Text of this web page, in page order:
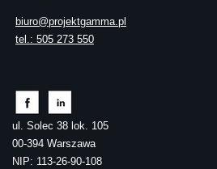
biuro@projektgamma.pl
tel.: 505 273 550
ul. Solec 38 lok. 105
00-394 Warszawa
NIP: 113-26-90-108